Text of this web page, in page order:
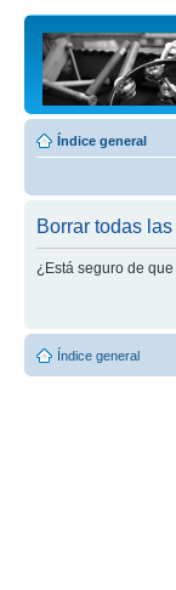
Índice general
Borrar todas
¿Está seguro de
Índice general